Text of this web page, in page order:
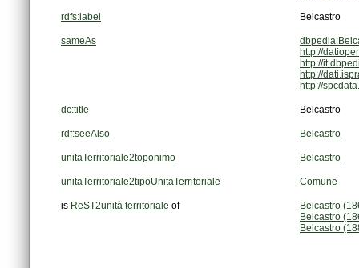
rdfs:label Belcastro
sameAs
http://
http://
http://
http://
dc:title Belcastro
rdf:seeAlso Belcastro
unitaTerritoriale2toponimo Belcastro
unitaTerritoriale2tipoUnitaTerritoriale Comune
is ReST2unità territoriale of
Belcastro
Belcastro
Belcastro